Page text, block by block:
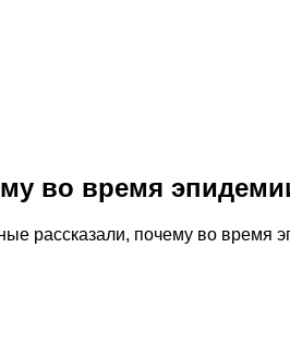
во время
рассказали, почему во время